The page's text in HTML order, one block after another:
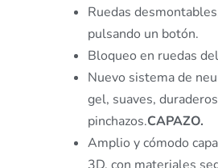
Ruedas
pulsando un botón.
Bloqueo en ruedas
Nuevo sistema de
gel, suaves,
pinchazos.CAPAZO.
Amplio y cómodo